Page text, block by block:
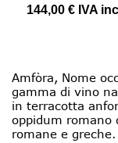
144,00 € IVA
Amfòra, Nome
gamma di vino
in terracotta
oppidum romano
romane e greche.